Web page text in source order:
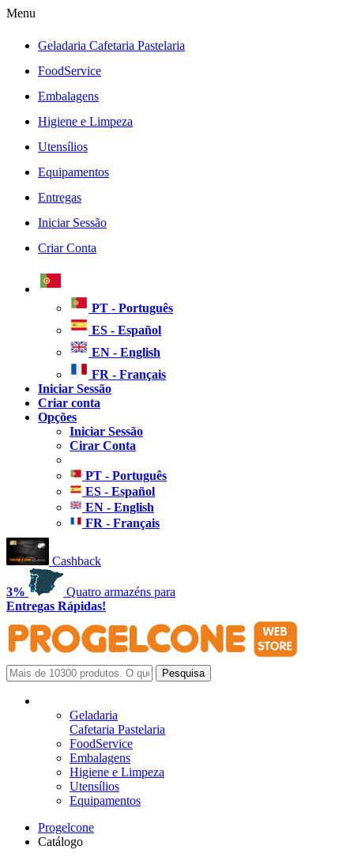
Menu
Geladaria Cafetaria Pastelaria
FoodService
Embalagens
Higiene e Limpeza
Utensílios
Equipamentos
Entregas
Iniciar Sessão
Criar Conta
PT - Português
ES - Español
EN - English
FR - Français
Iniciar Sessão
Criar conta
Opções
Iniciar Sessão
Cirar Conta
PT - Português
ES - Español
EN - English
FR - Français
Cashback
3%
Quatro armazéns para
Entregas Rápidas!
Geladaria
Cafetaria Pastelaria
FoodService
Embalagens
Higiene e Limpeza
Utensílios
Equipamentos
Progelcone
Catálogo